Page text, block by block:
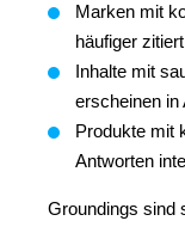
Marken mit
häufiger
Inhalte mit
erscheinen in
Produkte mit
Antworten
Groundings sind